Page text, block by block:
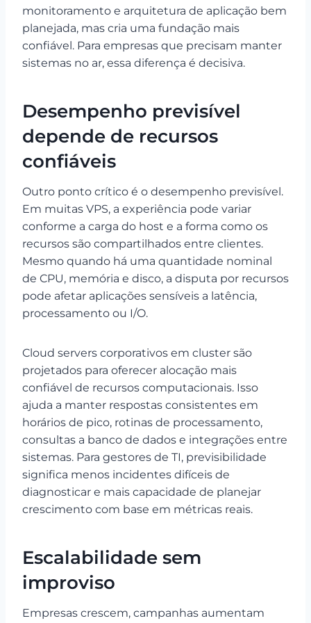
monitoramento e arquitetura de aplicação bem
planejada, mas cria uma fundação mais
confiável. Para empresas que precisam manter
sistemas no ar, essa diferença é decisiva.
Desempenho previsível
depende de recursos
confiáveis
Outro ponto crítico é o desempenho previsível.
Em muitas VPS, a experiência pode variar
conforme a carga do host e a forma como os
recursos são compartilhados entre clientes.
Mesmo quando há uma quantidade nominal
de CPU, memória e disco, a disputa por recursos
pode afetar aplicações sensíveis a latência,
processamento ou I/O.
Cloud servers corporativos em cluster são
projetados para oferecer alocação mais
confiável de recursos computacionais. Isso
ajuda a manter respostas consistentes em
horários de pico, rotinas de processamento,
consultas a banco de dados e integrações entre
sistemas. Para gestores de TI, previsibilidade
significa menos incidentes difíceis de
diagnosticar e mais capacidade de planejar
crescimento com base em métricas reais.
Escalabilidade sem
improviso
Empresas crescem, campanhas aumentam